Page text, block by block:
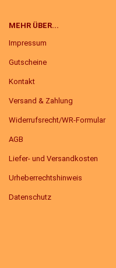
MEHR ÜBER...
Impressum
Gutscheine
Kontakt
Versand & Zahlung
Widerrufsrecht/WR-Formular
AGB
Liefer- und Versandkosten
Urheberrechtshinweis
Datenschutz